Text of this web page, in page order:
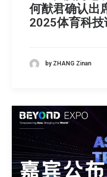
何猷君确认出
2025体育科技
by ZHANG Zinan